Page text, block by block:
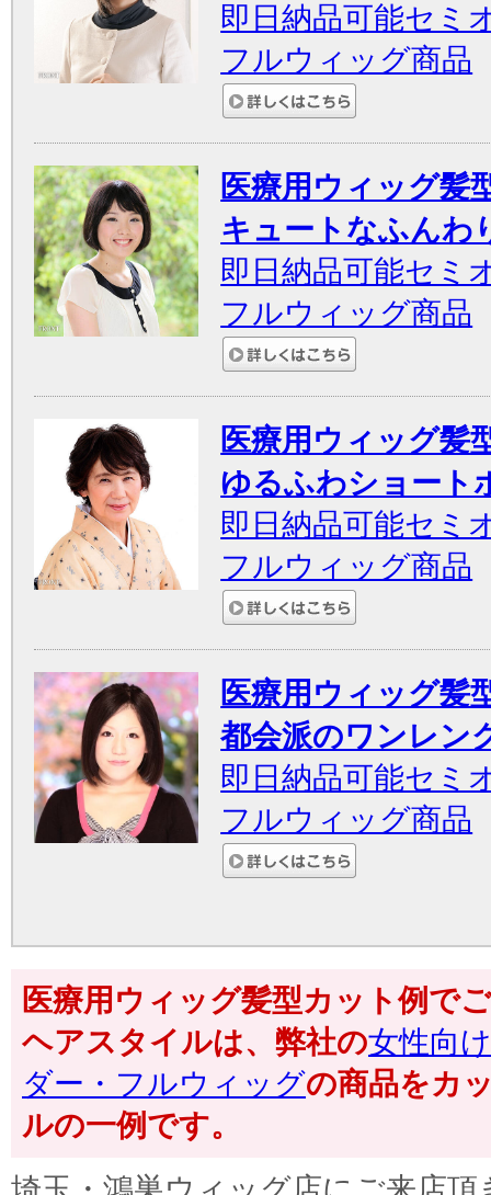
即日納品可能セミ
フルウィッグ商品
医療用ウィッグ髪
キュートなふんわ
即日納品可能セミ
フルウィッグ商品
医療用ウィッグ髪
ゆるふわショート
即日納品可能セミ
フルウィッグ商品
医療用ウィッグ髪
都会派のワンレン
即日納品可能セミ
フルウィッグ商品
医療用ウィッグ髪型カット例で
ヘアスタイルは、弊社の女性向
ダー・フルウィッグの商品をカ
ルの一例です。